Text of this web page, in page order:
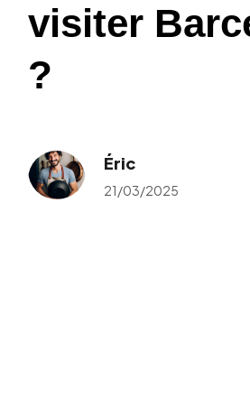
visiter
?
Éric
21/03/2025